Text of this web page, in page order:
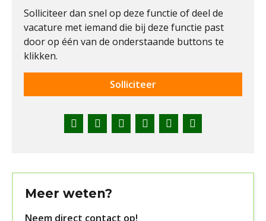
Solliciteer dan snel op deze functie of deel de
vacature met iemand die bij deze functie past
door op één van de onderstaande buttons te
klikken.
FacebookTwitterLinkedInPinterestWhatsApp
Solliciteer
Meer weten?
Neem direct contact op!